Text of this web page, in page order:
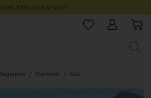
100% Dolce-Vita!
Piemont Gavi